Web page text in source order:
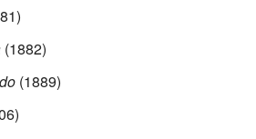
(1882)
(1889)